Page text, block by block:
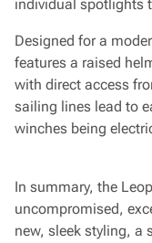
individual spotlights
Designed for a
features a raised
with direct access
sailing lines lead to
winches being
In summary, the
uncompromised,
new, sleek styling, a